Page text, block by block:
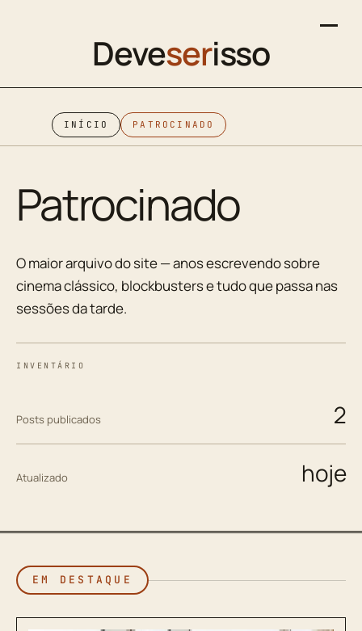
Deveserisso
INÍCIO PATROCINADO
Patrocinado
O maior arquivo do site — anos escrevendo sobre
cinema clássico, blockbusters e tudo que passa nas
sessões da tarde.
INVENTÁRIO
Posts publicados 2
Atualizado hoje
EM DESTAQUE